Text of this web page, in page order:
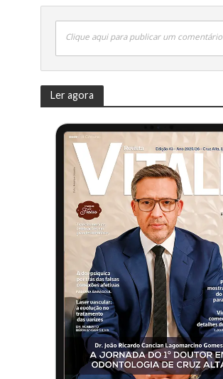
Clique aqui para publicar um comentário
Ler agora